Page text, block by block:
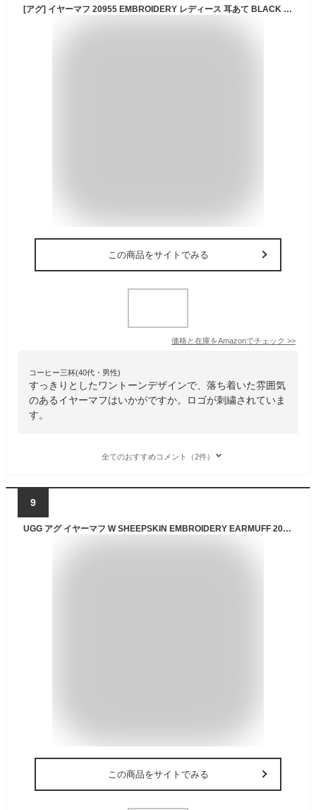
[アグ] イヤーマフ 20955 EMBROIDERY レディース 耳あて BLACK ブラック [並行輸入品]
この商品をサイトでみる
価格と在庫をAmazonでチェック >>
コーヒー三杯(40代・男性)
すっきりとしたワントーンデザインで、落ち着いた雰囲気
のあるイヤーマフはいかがですか。ロゴが刺繍されていま
す。
全てのおすすめコメント（2件）
9
UGG アグ イヤーマフ W SHEEPSKIN EMBROIDERY EARMUFF 20955 レディース 耳あて【送料無料（※北海道・沖縄は配送不可）】
この商品をサイトでみる